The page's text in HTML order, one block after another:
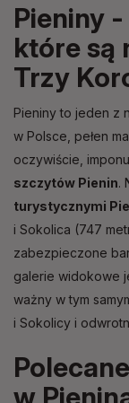
Pieniny
które są
Trzy
Pieniny to jeden z
w Polsce, pełen
oczywiście,
szczytów Pienin.
turystycznymi
i Sokolica (747
zabezpieczone
galerie widokowe
ważny w tym
i Sokolicy i
w